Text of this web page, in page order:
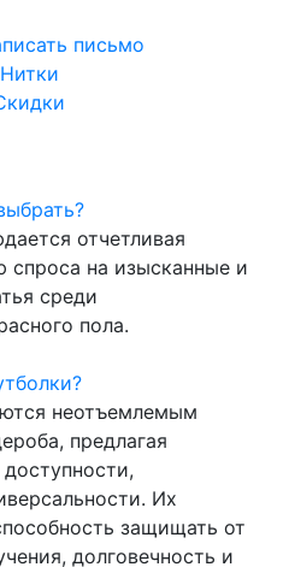
письмо
отчетливая
на изысканные и
среди
пола.
неотъемлемым
предлагая
Их
защищать от
долговечность и